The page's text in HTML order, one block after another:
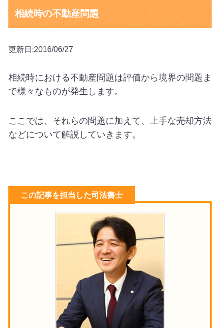
相続時の不動産問題
更新日:2016/06/27
相続時における不動産問題は評価から境界の問題ま
で様々なものが発生します。
ここでは、それらの問題に加えて、上手な売却方法
などについて解説していきます。
この記事を担当した司法書士